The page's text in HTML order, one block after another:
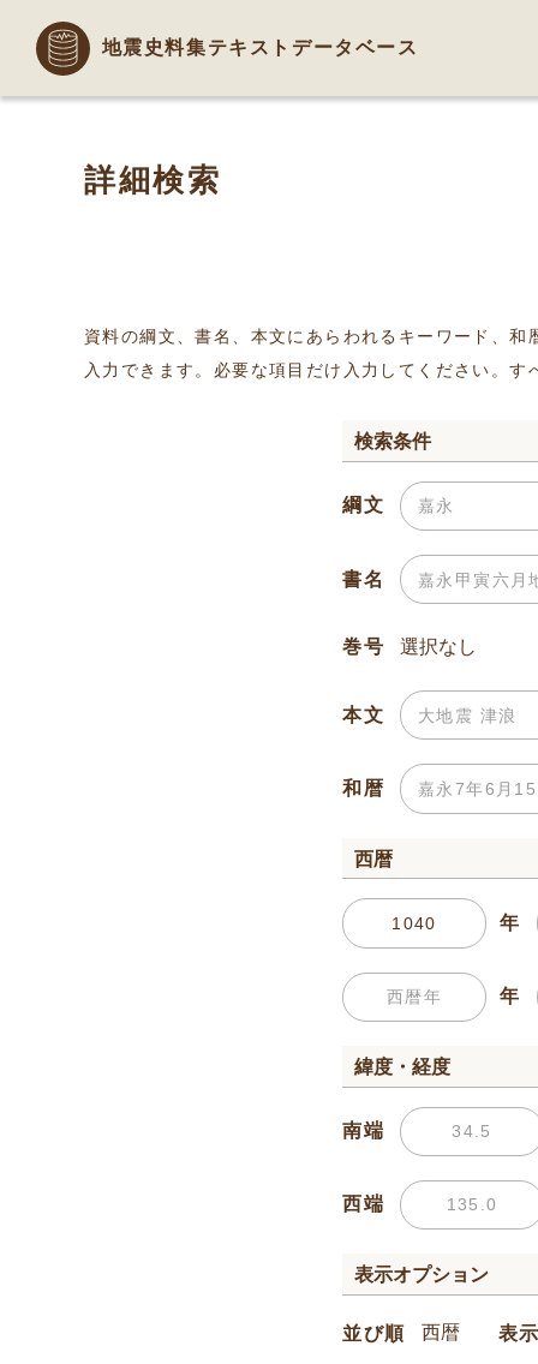
地震史料集テキストデータベース
詳細検索
資料の綱文、書名、本文にあらわれるキーワード、
入力できます。必要な項目だけ入力してください。
検索条件
綱文
書名
巻号
本文
和暦
西暦
年
年
緯度・経度
南端
西端
表示オプション
並び順 表